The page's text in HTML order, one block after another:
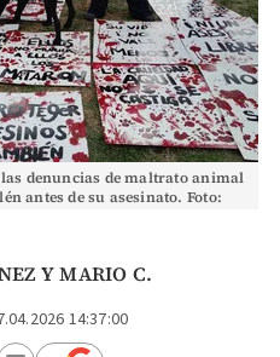
denuncias de maltrato animal
antes de su asesinato. Foto:
YMARIO C.
14:37:00